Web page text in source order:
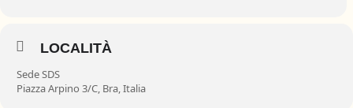
LOCALITÀ
Sede SDS
Piazza Arpino 3/C, Bra, Italia